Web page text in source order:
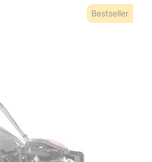
Bestseller